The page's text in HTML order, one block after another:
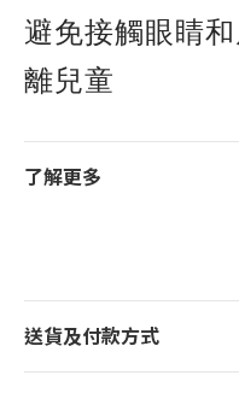
避免接觸眼睛
離兒童
了解更多
送貨及付款方式